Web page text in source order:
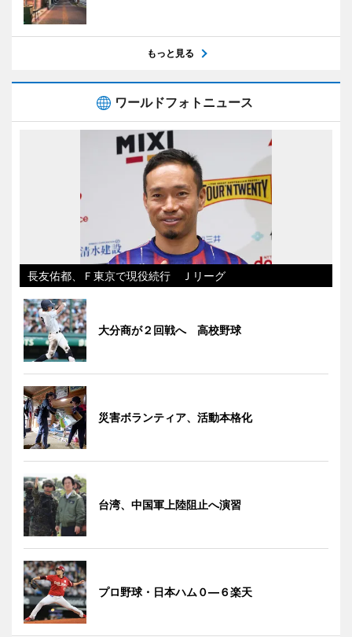
もっと見る
ワールドフォトニュース
長友佑都、Ｆ東京で現役続行 Ｊリーグ
大分商が２回戦へ 高校野球
災害ボランティア、活動本格化
台湾、中国軍上陸阻止へ演習
プロ野球・日本ハム０―６楽天